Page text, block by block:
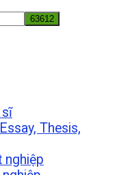
sĩ
Thesis,
nghiệp